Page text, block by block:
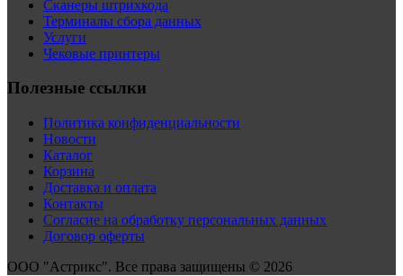
Сканеры штрихкода
Терминалы сбора данных
Услуги
Чековые принтеры
Полезные ссылки
Политика конфиденциальности
Новости
Каталог
Корзина
Доставка и оплата
Контакты
Согласие на обработку персональных данных
Договор оферты
ООО "Астрикс". Все права защищены © 2026